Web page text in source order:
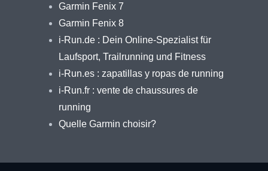
Garmin Fenix 7
Garmin Fenix 8
i-Run.de : Dein Online-Spezialist für
Laufsport, Trailrunning und Fitness
i-Run.es : zapatillas y ropas de running
i-Run.fr : vente de chaussures de
running
Quelle Garmin choisir?